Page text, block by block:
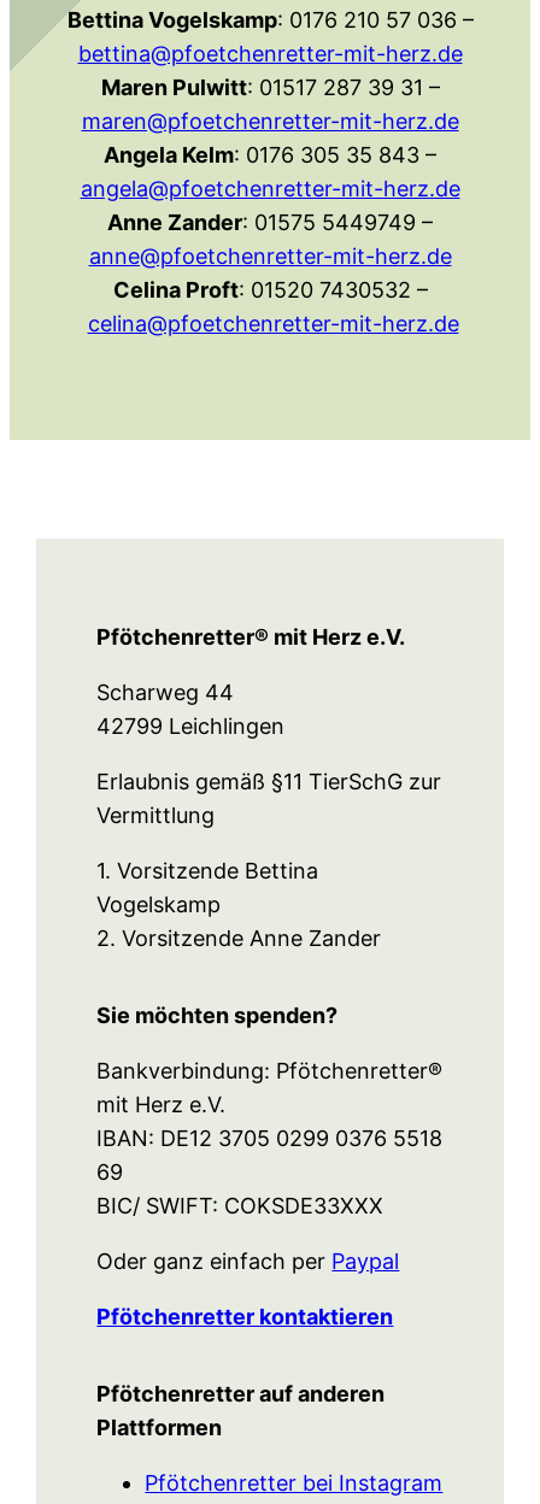
Bettina Vogelskamp: 0176 210 57 036 –
bettina@pfoetchenretter-mit-herz.de
Maren Pulwitt: 01517 287 39 31 –
maren@pfoetchenretter-mit-herz.de
Angela Kelm: 0176 305 35 843 –
angela@pfoetchenretter-mit-herz.de
Anne Zander: 01575 5449749 –
anne@pfoetchenretter-mit-herz.de
Celina Proft: 01520 7430532 –
celina@pfoetchenretter-mit-herz.de
Pfötchenretter® mit Herz e.V.
Scharweg 44
42799 Leichlingen
Erlaubnis gemäß §11 TierSchG zur
Vermittlung
1. Vorsitzende Bettina
Vogelskamp
2. Vorsitzende Anne Zander
Sie möchten spenden?
Bankverbindung: Pfötchenretter®
mit Herz e.V.
IBAN: DE12 3705 0299 0376 5518
69
BIC/ SWIFT: COKSDE33XXX
Oder ganz einfach per Paypal
Pfötchenretter kontaktieren
Pfötchenretter auf anderen
Plattformen
Pfötchenretter bei Instagram